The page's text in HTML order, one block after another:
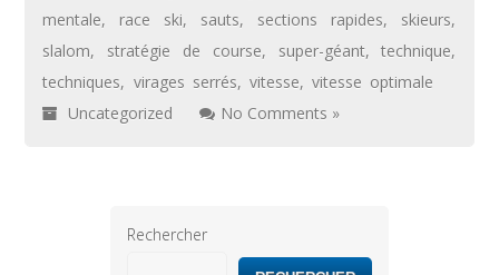
mentale, race ski, sauts, sections rapides, skieurs,
slalom, stratégie de course, super-géant,technique,
techniques, virages serrés,vitesse,vitesse optimale
Uncategorized
No Comments »
Rechercher